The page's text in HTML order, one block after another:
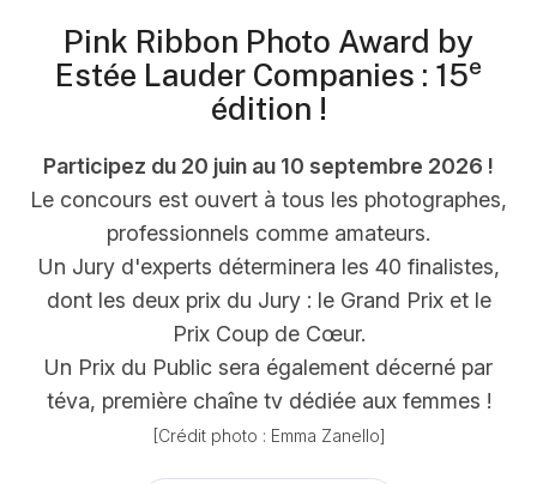
Pink Ribbon Photo Award by
Estée Lauder Companies : 15e
édition !
Participez du 20 juin au 10 septembre 2026 !
Le concours est ouvert à tous les photographes,
professionnels comme amateurs.
Un Jury d'experts déterminera les 40 finalistes,
dont les deux prix du Jury : le Grand Prix et le
Prix Coup de Cœur.
Un Prix du Public sera également décerné par
téva, première chaîne tv dédiée aux femmes !
[Crédit photo : Emma Zanello]